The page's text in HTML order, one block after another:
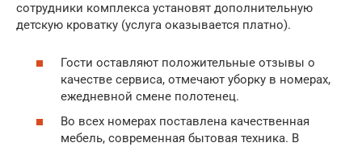
сотрудники комплекса установят дополнительную
детскую кроватку (услуга оказывается платно).
Гости оставляют положительные отзывы о
качестве сервиса, отмечают уборку в номерах,
ежедневной смене полотенец.
Во всех номерах поставлена качественная
мебель, современная бытовая техника. В